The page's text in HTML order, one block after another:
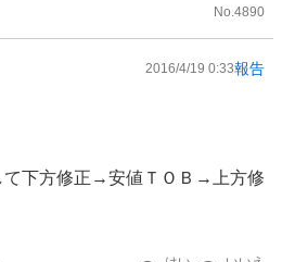
総会に出席された方は、申立が
す。というのは、価格決定の要
って反対すること、(2)株主総会
を満たす必要があります(会社
ずに株主総会に出席された方
ります。株主総会に出席したい
書に×をつけて、総会前日まで
他のMBOでも頻繁に起きてい
No.4890
2016/4/19 0:33報告
て下方修正→安値ＴＯＢ→上方修
で。